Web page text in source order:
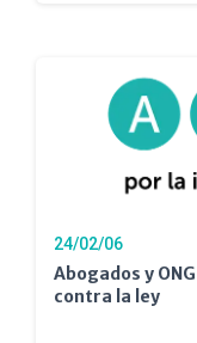
24/02/06
Abogados y
contra la ley